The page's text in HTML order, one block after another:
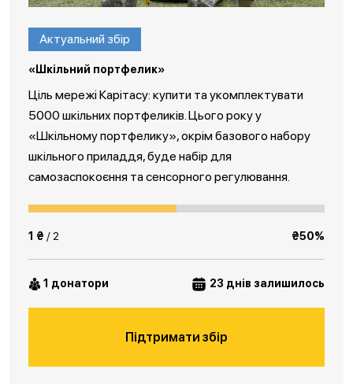
Актуальний збір
«Шкільний портфелик»
Ціль мережі Карітасу: купити та укомплектувати
5000 шкільних портфеликів. Цього року у
«Шкільному портфелику», окрім базового набору
шкільного приладдя, буде набір для
самозаспокоєння та сенсорного регулювання.
1 ₴ / 2 ₴50%
1 донатори 23 днів залишилось
Підтримати збір